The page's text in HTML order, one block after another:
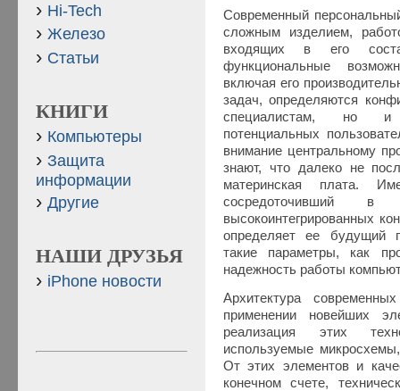
Современный
сложным изделием,
входящих в его
функциональные
включая его
задач, определяются
специалистам, но и
потенциальных
внимание центральному
знают, что далеко не
материнская плата.
сосредоточивший
высокоинтегрированных
определяет ее будущий
такие параметры, как
надежность работы
Архитектура
применении новейших
реализация этих
используемые
От этих элементов и
конечном счете,
Hi-Tech
Железо
Статьи
КНИГИ
Компьютеры
Защита
информации
Другие
НАШИ ДРУЗЬЯ
iPhone новости